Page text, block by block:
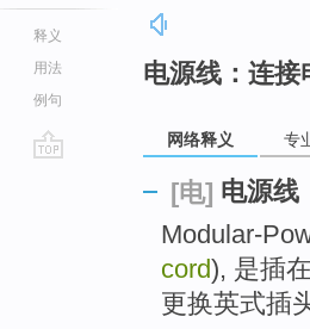
释义
用法
例句
电源线：连接
网络释义 专
[电] 电源线
Modular-
cord), 是插
更换英式插